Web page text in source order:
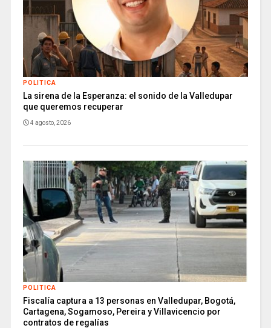
POLITICA
La sirena de la Esperanza: el sonido de la Valledupar
que queremos recuperar
4 agosto, 2026
POLITICA
Fiscalía captura a 13 personas en Valledupar, Bogotá,
Cartagena, Sogamoso, Pereira y Villavicencio por
contratos de regalías